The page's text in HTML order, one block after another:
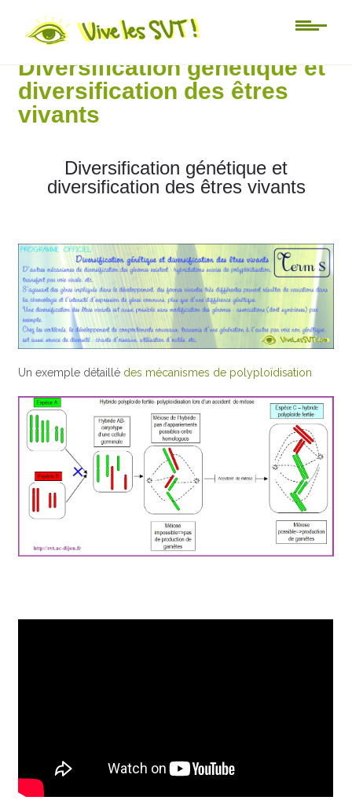
Lycée
Diversification génétique et
diversification des êtres
vivants
Diversification génétique et
diversification des êtres vivants
Un exemple détaillé des mécanismes de polyploïdisation